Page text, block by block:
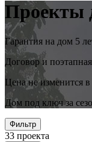
Проекты
Гарантия на дом 5
Договор и
Цена не изменится в
Дом под ключ за
Фильтр
33 проекта